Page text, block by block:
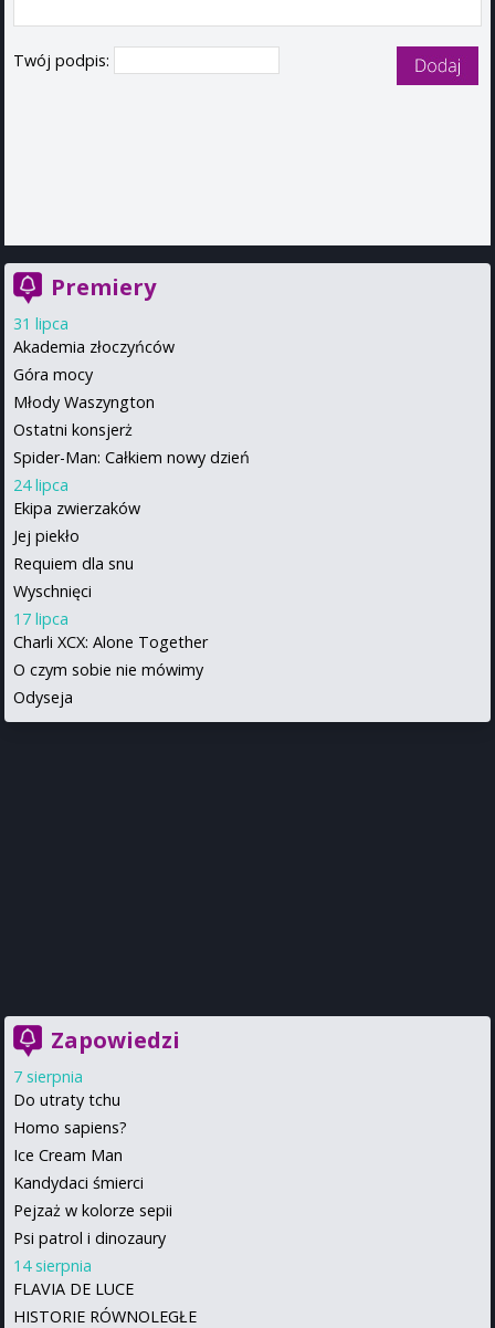
Twój podpis:
Premiery
31 lipca
Akademia złoczyńców
Góra mocy
Młody Waszyngton
Ostatni konsjerż
Spider-Man: Całkiem nowy dzień
24 lipca
Ekipa zwierzaków
Jej piekło
Requiem dla snu
Wyschnięci
17 lipca
Charli XCX: Alone Together
O czym sobie nie mówimy
Odyseja
Zapowiedzi
7 sierpnia
Do utraty tchu
Homo sapiens?
Ice Cream Man
Kandydaci śmierci
Pejzaż w kolorze sepii
Psi patrol i dinozaury
14 sierpnia
FLAVIA DE LUCE
HISTORIE RÓWNOLEGŁE